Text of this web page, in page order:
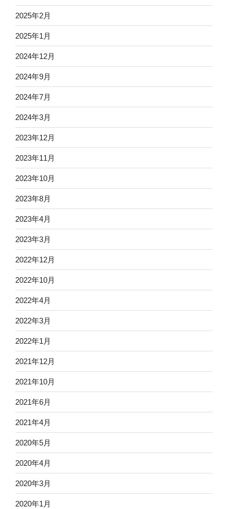
2025年2月
2025年1月
2024年12月
2024年9月
2024年7月
2024年3月
2023年12月
2023年11月
2023年10月
2023年8月
2023年4月
2023年3月
2022年12月
2022年10月
2022年4月
2022年3月
2022年1月
2021年12月
2021年10月
2021年6月
2021年4月
2020年5月
2020年4月
2020年3月
2020年1月